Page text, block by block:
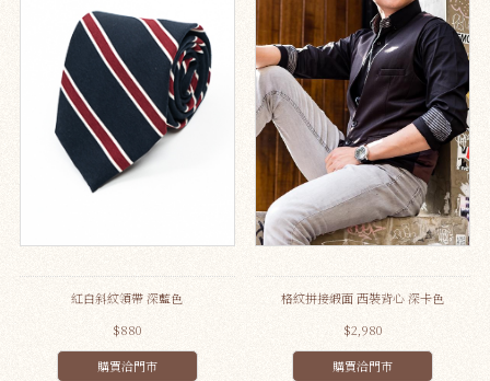
紅白斜紋領帶 深藍色
$880
購買洽門市
格紋拼接緞面 西裝背心 深卡色
$2,980
購買洽門市